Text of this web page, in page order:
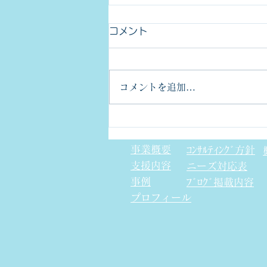
コメント
コメントを追加…
事業概要
支援内容
事例
プロフィール
ｺﾝｻﾙﾃｨﾝｸﾞ方針
​ニーズ対応表
ﾌﾞﾛｸﾞ掲載内容